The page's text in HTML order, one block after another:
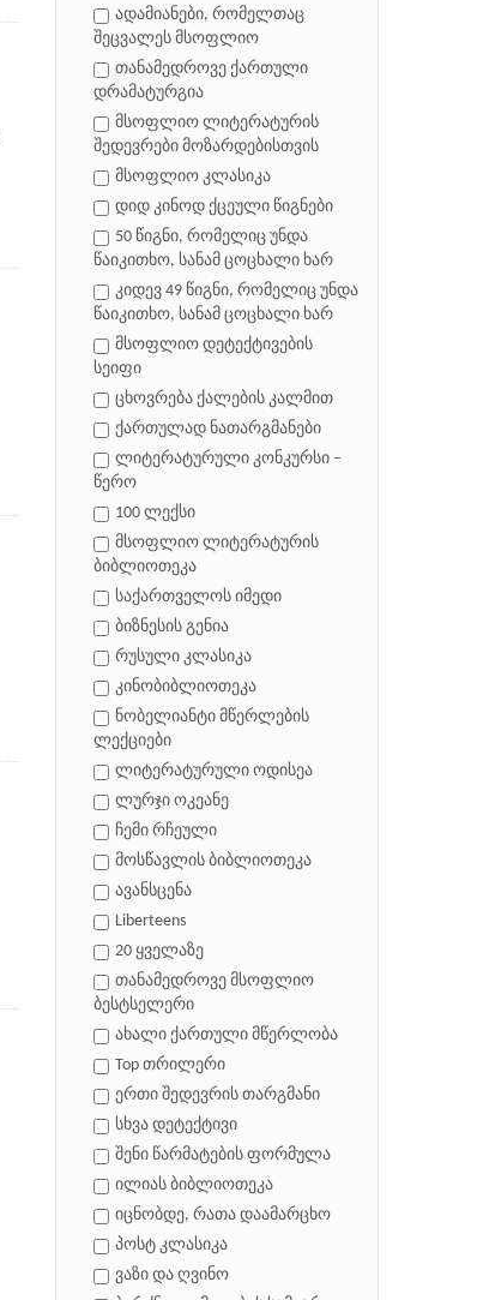
ადამიანები, რომელთაც
შეცვალეს მსოფლიო
თანამედროვე ქართული
დრამატურგია
მსოფლიო ლიტერატურის
შედევრები მოზარდებისთვის
მსოფლიო კლასიკა
დიდ კინოდ ქცეული წიგნები
50 წიგნი, რომელიც უნდა
წაიკითხო, სანამ ცოცხალი ხარ
კიდევ 49 წიგნი, რომელიც უნდა
წაიკითხო, სანამ ცოცხალი ხარ
მსოფლიო დეტექტივების
სეიფი
ცხოვრება ქალების კალმით
ქართულად ნათარგმანები
ლიტერატურული კონკურსი –
წერო
100 ლექსი
მსოფლიო ლიტერატურის
ბიბლიოთეკა
საქართველოს იმედი
ბიზნესის გენია
რუსული კლასიკა
კინობიბლიოთეკა
ნობელიანტი მწერლების
ლექციები
ლიტერატურული ოდისეა
ლურჯი ოკეანე
ჩემი რჩეული
მოსწავლის ბიბლიოთეკა
ავანსცენა
Liberteens
20 ყველაზე
თანამედროვე მსოფლიო
ბესტსელერი
ახალი ქართული მწერლობა
Top თრილერი
ერთი შედევრის თარგმანი
სხვა დეტექტივი
შენი წარმატების ფორმულა
ილიას ბიბლიოთეკა
იცნობდე, რათა დაამარცხო
პოსტ კლასიკა
ვაზი და ღვინო